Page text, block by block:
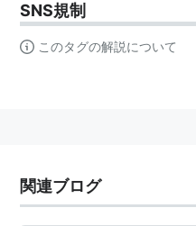
SNS規制
このタグの解説について
関連ブログ